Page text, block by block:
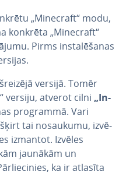
„Minecraft“ modu,
konkrēta „Minecraft“
Pirms in­sta­lē­ša­nas
versijā. Tomēr
versiju, atverot cilni „In­
programmā. Vari
tai nosaukumu, iz­vē­
izmantot. Izvēles
jaunākām un
ka ir atlasīta